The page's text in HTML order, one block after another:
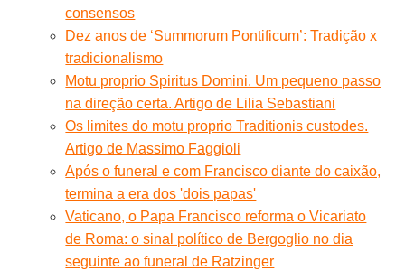
consensos
Dez anos de ‘Summorum Pontificum’: Tradição x
tradicionalismo
Motu proprio Spiritus Domini. Um pequeno passo
na direção certa. Artigo de Lilia Sebastiani
Os limites do motu proprio Traditionis custodes.
Artigo de Massimo Faggioli
Após o funeral e com Francisco diante do caixão,
termina a era dos 'dois papas'
Vaticano, o Papa Francisco reforma o Vicariato
de Roma: o sinal político de Bergoglio no dia
seguinte ao funeral de Ratzinger